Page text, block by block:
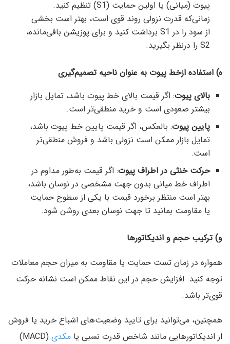
پیوت (میانی) یا اولین حمایت (S1) تنظیم کنید.
زمانی‌که قدرت نزولی روند قوی است، بهتر است بخشی
از سود را در S1 برداشت کنید و برای پوزیشن باقی‌مانده،
S2 را درنظر بگیرید.
ه) استفاده ازخط پیوت به عنوان ناحیه تصمیم‌گیری
بالای پیوت: اگر قیمت بالای خط پیوت باشد، تمایل بازار
بیشتر صعودی است و خرید منطقی‌تر است.
پایین پیوت: بالعکس، اگر قیمت پایین خط پیوت باشد،
تمایل بازار ممکن است نزولی باشد و فروش منطقی‌تر
است.
حرکت خنثی در اطراف پیوت: اگر قیمت به‌طور مداوم در
اطراف خط میانی بدون جهت مشخصی در نوسان باشد،
بهتر است منتظر برخورد قیمت با یکی از سطوح حمایت
یا مقاومت بمانید تا جهت نوسان بعدی روشن شود.
و) ترکیب حجم و اندیکاتورها
همواره در زمان تست حمایت یا مقاومت به میزان حجم معاملات
توجه کنید. افزایش حجم در این نقاط ممکن است نشانه حرکت
قوی‌تر باشد.
همچنین، می‌توانید برای تایید وضعیت‌های اشباع خرید یا فروش
از اندیکاتورهایی مانند شاخص قدرت نسبی یا مکدی
(MACD)